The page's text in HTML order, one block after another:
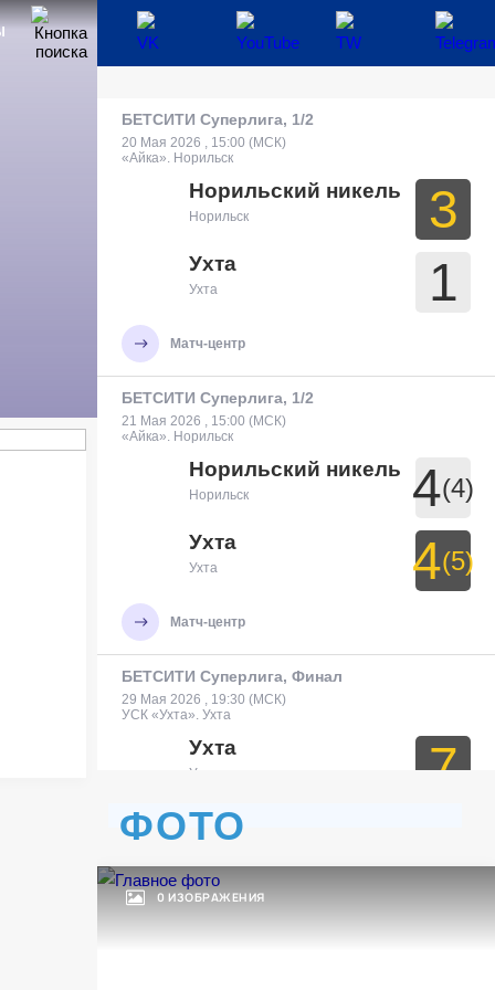
БЕТСИТИ Суперлига, 1/2
20 Мая 2026 , 15:00 (МСК)
«Айка». Норильск
Норильский никель
Норильск 3
Ухта
Ухта 1
Матч-центр
БЕТСИТИ Суперлига, 1/2
21 Мая 2026 , 15:00 (МСК)
«Айка». Норильск
Норильский никель
Норильск 4(4)
Ухта
Ухта 4(5)
Матч-центр
БЕТСИТИ Суперлига, Финал
29 Мая 2026 , 19:30 (МСК)
УСК «Ухта». Ухта
Ухта
Ухта 7
Тюмень
Матч-центр
ФОТО
0 ИЗОБРАЖЕНИЯ